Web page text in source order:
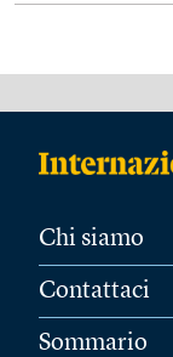
Chi siamo
Contattaci
Sommario